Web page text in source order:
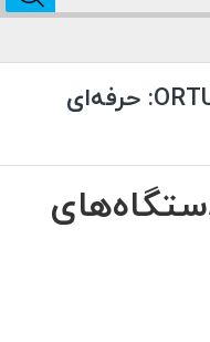
دستگاه‌های برش لیزری ORTUR: حرفه‌ای